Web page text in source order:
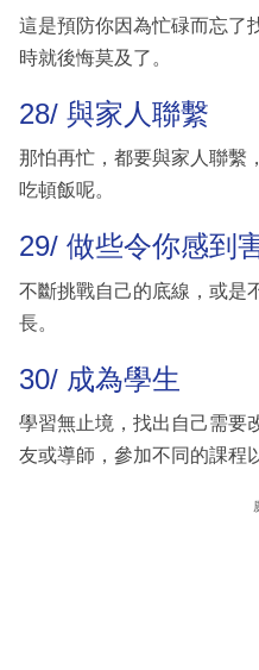
這是預防你因為忙碌而忘了
時就後悔莫及了。
28/ 與家人聯繫
那怕再忙，都要與家人聯繫
吃頓飯呢。
29/ 做些令你感到
不斷挑戰自己的底線，或是
長。
30/ 成為學生
學習無止境，找出自己需要
友或導師，參加不同的課程